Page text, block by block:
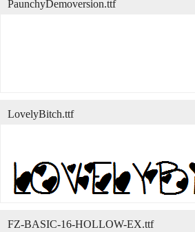
PaunchyDemoversion.ttf
LovelyBitch.ttf
FZ-BASIC-16-HOLLOW-EX.ttf